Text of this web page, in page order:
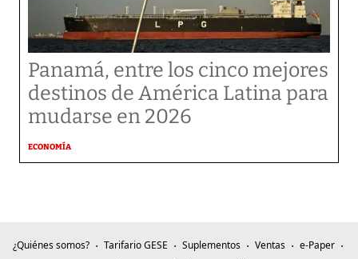
Panamá, entre los cinco mejores
destinos de América Latina para
mudarse en 2026
ECONOMÍA
¿Quiénes somos? Tarifario GESE Suplementos Ventas
e-Paper